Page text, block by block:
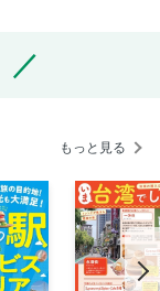
もっと見る